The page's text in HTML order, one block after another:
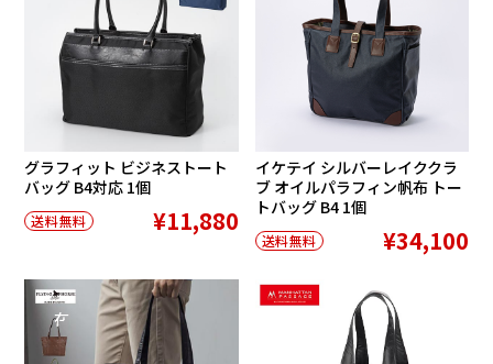
グラフィット ビジネストート
バッグ B4対応 1個
送料無料 ¥11,880
イケテイ シルバーレイククラ
ブ オイルパラフィン帆布 トー
トバッグ B4 1個
送料無料 ¥34,100
在庫切れ